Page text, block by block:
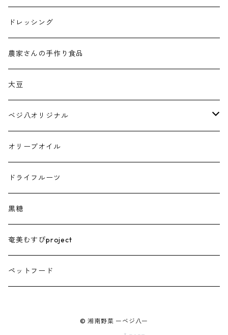
ドレッシング
農家さんの手作り食品
大豆
ベジ八オリジナル
トマトジュース
オリーブオイル
ドライフルーツ
黒糖
奄美むすびproject
ペットフード
© 湘南野菜 ーベジ八ー